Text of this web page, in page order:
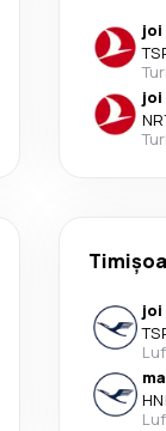
joi
joi
joi